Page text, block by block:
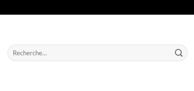
au
Recherche
pour :